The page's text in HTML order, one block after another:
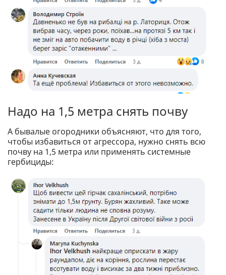
Надо на 1,5 метра снять почву
А бывалые огородники объясняют, что для того,
чтобы избавиться от агрессора, нужно снять всю
почву на 1,5 метра или применять системные
гербициды: